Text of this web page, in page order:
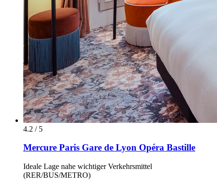
4.2 / 5
Mercure Paris Gare de Lyon Opéra Bastille
Ideale Lage nahe wichtiger Verkehrsmittel
(RER/BUS/METRO)